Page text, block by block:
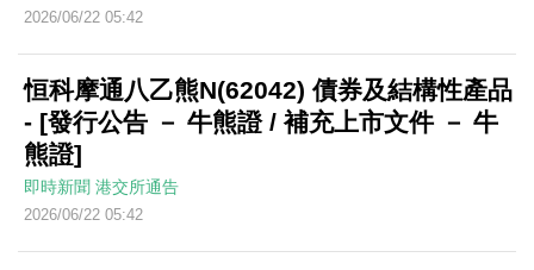
2026/06/22 05:42
恒科摩通八乙熊N(62042) 債券及結構性產品
- [發行公告 － 牛熊證 / 補充上市文件 － 牛
熊證]
即時新聞 港交所通告
2026/06/22 05:42